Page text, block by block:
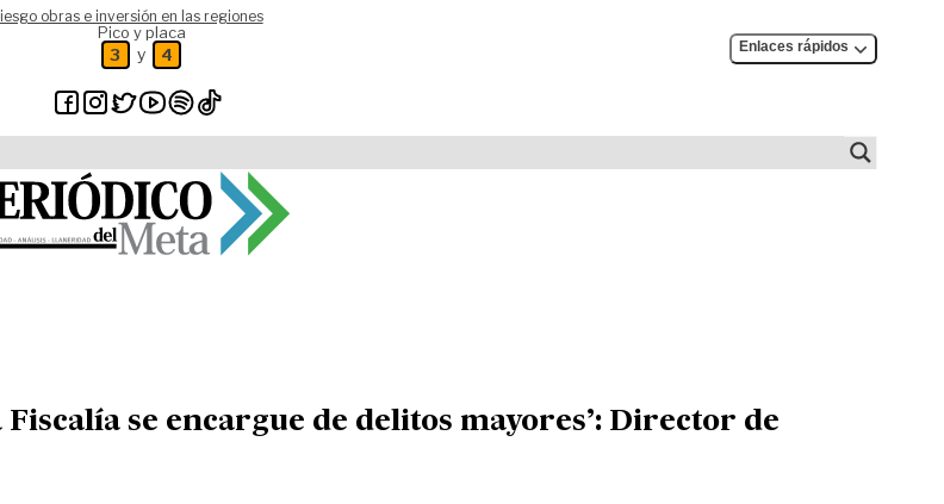
obras e inversión en las regiones
Pico y placa
3 y 4 Enlaces rápidos
se encargue de delitos mayores’: Director de